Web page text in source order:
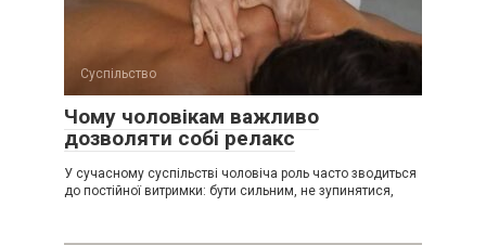
Суспільство
Чому чоловікам важливо
дозволяти собі релакс
У сучасному суспільстві чоловіча роль часто зводиться
до постійної витримки: бути сильним, не зупинятися,